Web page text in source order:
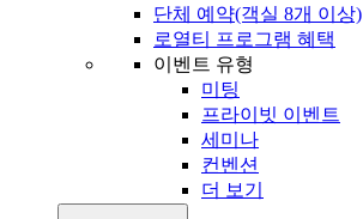
단체 예약(객실 8개 이상)
로열티 프로그램 혜택
이벤트 유형
미팅
프라이빗 이벤트
세미나
컨벤션
더 보기